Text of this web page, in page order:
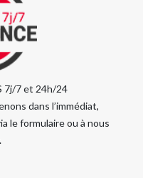
7j/7 et 24h/24
dans l’immédiat,
le formulaire ou à nous